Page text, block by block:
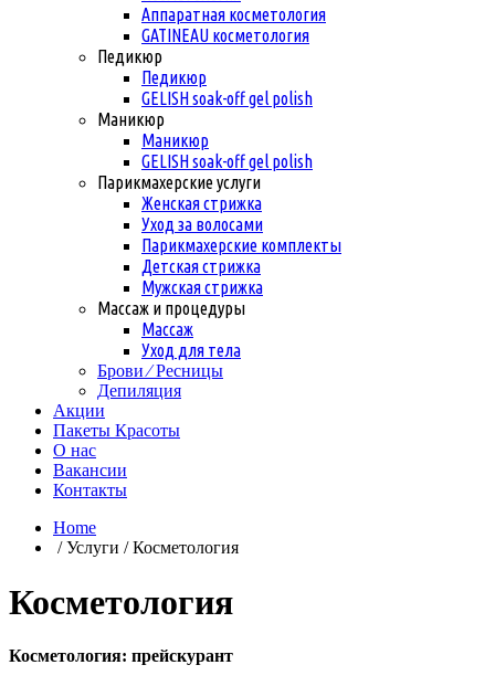
Аппаратная косметология
GATINEAU косметология
Педикюр
Педикюр
GELISH soak-off gel polish
Маникюр
Маникюр
GELISH soak-off gel polish
Парикмахерские услуги
Женская стрижка
Уход за волосами
Парикмахерские комплекты
Детская стрижка
Мужская стрижка
Массаж и процедуры
Массаж
Уход для тела
Брови ⁄ Ресницы
Депиляция
Акции
Пакеты Красоты
О нас
Вакансии
Контакты
Home
/ Услуги / Косметология
Косметология
Косметология: прейскурант